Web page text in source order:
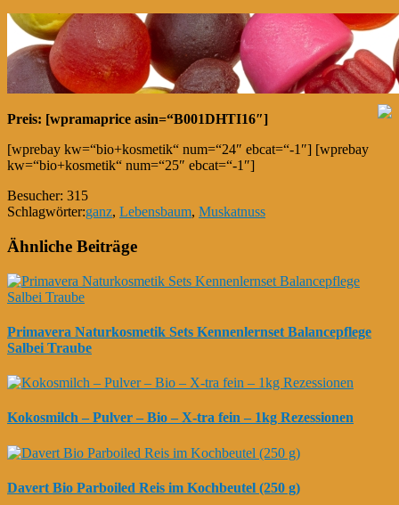
Preis: [wpramaprice asin=“B001DHTI16″]
[wprebay kw=“bio+kosmetik“ num=“24″ ebcat=“-1″] [wprebay
kw=“bio+kosmetik“ num=“25″ ebcat=“-1″]
Besucher: 315
Schlagwörter:ganz, Lebensbaum, Muskatnuss
Ähnliche Beiträge
Primavera Naturkosmetik Sets Kennenlernset Balancepflege
Salbei Traube
Kokosmilch – Pulver – Bio – X-tra fein – 1kg Rezessionen
Davert Bio Parboiled Reis im Kochbeutel (250 g)